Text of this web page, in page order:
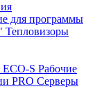
для программы
Тепловизоры
ECO-S Рабочие
PRO Серверы